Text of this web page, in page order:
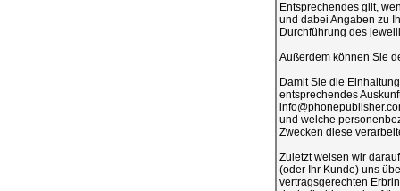
Entsprechendes gilt,
und dabei Angaben zu
Durchführung des
Außerdem können Sie
Damit Sie die
entsprechendes
und welche
Zwecken diese
Zuletzt weisen wir
(oder Ihr Kunde) uns
vertragsgerechten